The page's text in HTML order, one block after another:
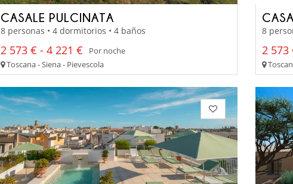
CASALE PULCINATA
8 personas • 4 dormitorios • 4 baños
2 573 € - 4 221 €
Por noche
Toscana - Siena - Pievescola
8
2 573